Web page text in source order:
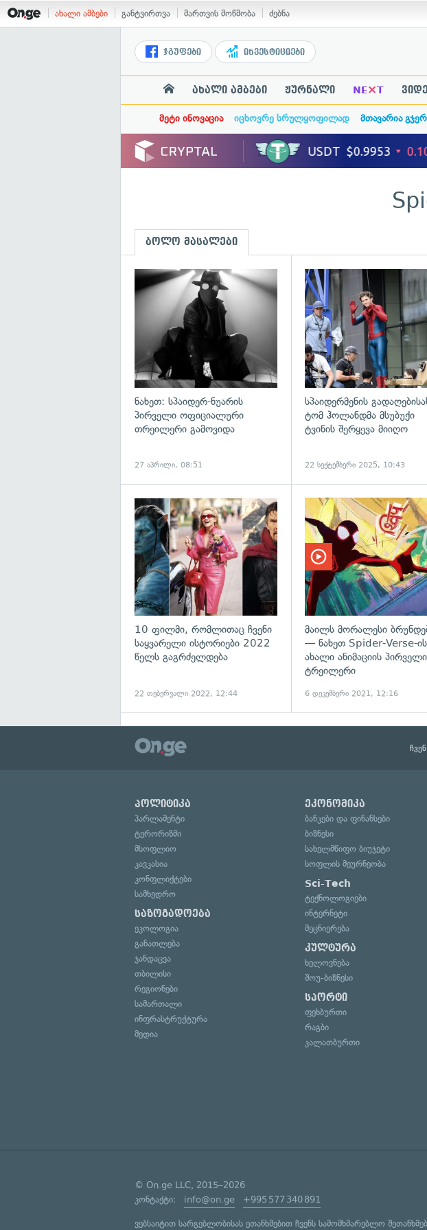
ახალი ამბები განტვირთვა მართვის მოწმობა ძებნა
ჯგუფები ინვესტიციები
ახალი ამბები ჟურნალი NE×T
მეტი ინოვაცია იცხოვრე სრულყოფილად მთავარია
ბოლო მასალები
გადახედვა
ნახეთ: სპაიდერ-ნუარის
პირველი ოფიციალური
თრეილერი გამოვიდა
27 აპრილი, 08:51
სპაიდერმენის
ტომ ჰოლანდმა მსუბუქი
ტვინის შერყევა მიიღო
22 სექტემბერი 2025, 10:43
გადახედვა
10 ფილმი, რომლითაც ჩვენი
საყვარელი ისტორიები 2022
წელს გაგრძელდება
22 თებერვალი 2022, 12:44
მაილს მორალესი
— ნახეთ Spider-Verse-ის
ახალი ანიმაციის პირველი
ტრეილერი
6 დეკემბერი 2021, 12:16
პოლიტიკა
პარლამენტი
ტერორიზმი
მსოფლიო
კავკასია
კონფლიქტები
სამხედრო
საზოგადოება
ეკოლოგია
განათლება
ჯანდაცვა
თბილისი
რეგიონები
სამართალი
ინფრასტრუქტურა
მედია
ეკონომიკა
ბანკები და ფინანსები
ბიზნესი
სახელმწიფო ბიუჯეტი
სოფლის მეურნეობა
Sci-Tech
ტექნოლოგიები
ინტერნეტი
მეცნიერება
კულტურა
ხელოვნება
შოუ-ბიზნესი
სპორტი
ფეხბურთი
რაგბი
კალათბურთი
© On.ge LLC, 2015–2026
კონტაქტი: info@on.ge +995 577 340 891
ვებსაიტით სარგებლობისას ეთანხმებით ჩვენს სამომხმარებლო